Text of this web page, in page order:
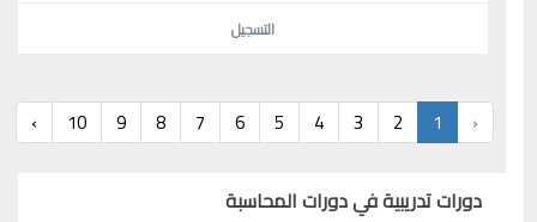
التسجيل
‹
1
2
3
4
5
6
7
8
9
10
›
دورات تدريبية في دورات المحاسبة